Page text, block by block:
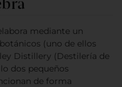
mediante un
(uno de ellos
Distillery (Destilería de
dos pequeños
de forma